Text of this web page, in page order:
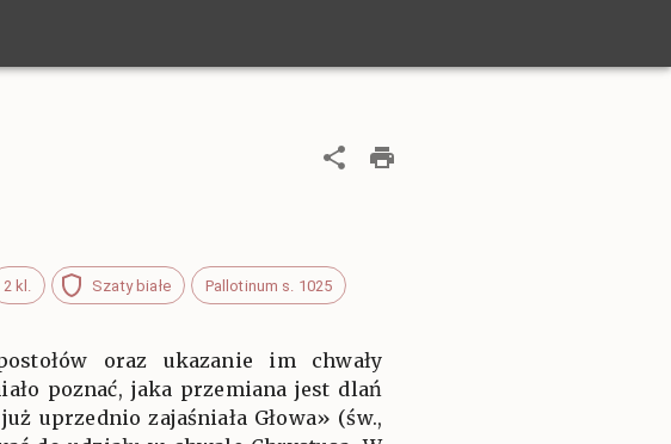
2 kl. Szaty białe Pallotinum s. 1025
oraz ukazanie im chwały
poznać, jaka przemiana jest dlań
uprzednio zajaśniała Głowa» (św.,